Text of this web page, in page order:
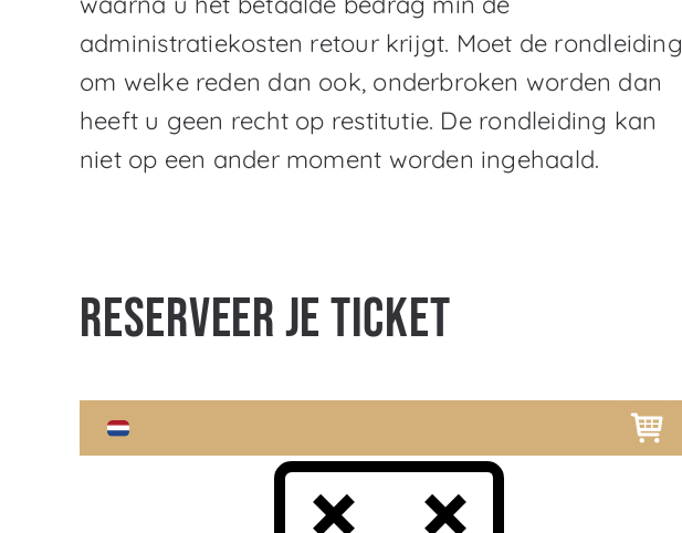
administratiekosten retour krijgt. Moet de rondleiding
om welke reden dan ook, onderbroken worden dan
heeft u geen recht op restitutie. De rondleiding kan
niet op een ander moment worden ingehaald.
Reserveer je ticket